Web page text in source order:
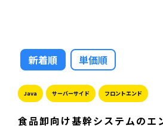
新着順 単価順
Java サーバーサイド フロントエンド
食品卸向け基幹システムのエ